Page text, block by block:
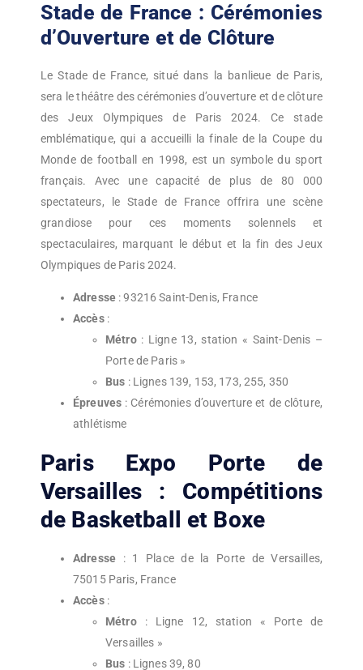
Stade de France : Cérémonies
d’Ouverture et de Clôture
Le Stade de France, situé dans la banlieue de Paris,
sera le théâtre des cérémonies d’ouverture et de clôture
des Jeux Olympiques de Paris 2024. Ce stade
emblématique, qui a accueilli la finale de la Coupe du
Monde de football en 1998, est un symbole du sport
français. Avec une capacité de plus de 80 000
spectateurs, le Stade de France offrira une scène
grandiose pour ces moments solennels et
spectaculaires, marquant le début et la fin des Jeux
Olympiques de Paris 2024.
Adresse : 93216 Saint-Denis, France
Accès:
Métro: Ligne 13, station « Saint-Denis –
Porte de Paris »
Bus : Lignes 139, 153, 173, 255, 350
Épreuves : Cérémonies d’ouverture et de clôture,
athlétisme
Paris Expo Porte de
Versailles : Compétitions
de Basketball et Boxe
Adresse : 1 Place de la Porte de Versailles,
75015 Paris, France
Accès:
Métro: Ligne 12, station « Porte de
Versailles »
Bus : Lignes 39, 80